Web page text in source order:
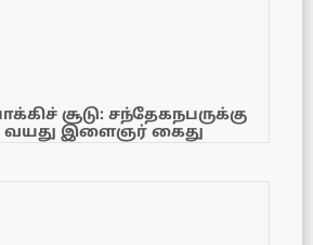
சூடு: சந்தேகநபருக்கு
வயது இளைஞர் கைது